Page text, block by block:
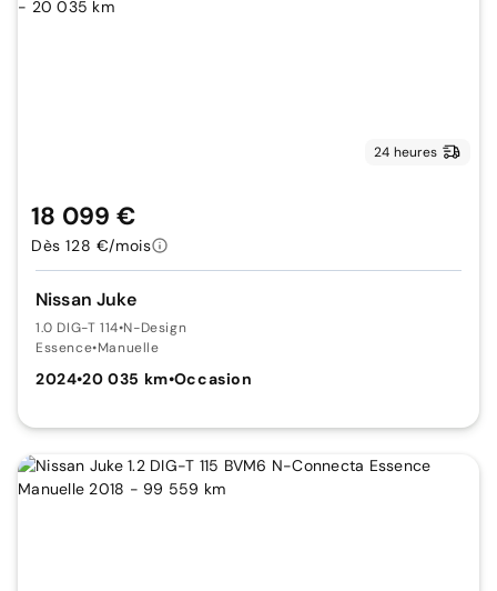
24 heures
Nissan Juke
1.0 DIG-T 114•N-Design
Essence•Manuelle
2024•20 035 km•Occasion
18 099 €
Dès 128 €/mois